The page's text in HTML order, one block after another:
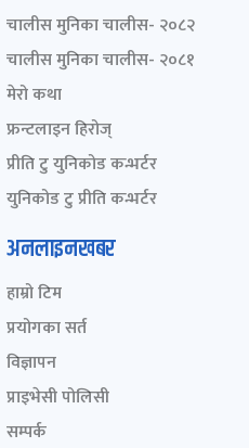
चालीस मुनिका चालीस- २०८२
चालीस मुनिका चालीस- २०८१
मेरो कथा
फ्रन्टलाइन हिरोज्
प्रीति टु युनिकोड कन्भर्टर
युनिकोड टु प्रीति कन्भर्टर
अनलाइनखबर
हाम्रो टिम
प्रयोगका सर्त
विज्ञापन
प्राइभेसी पोलिसी
सम्पर्क